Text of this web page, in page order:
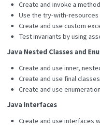
Create and invoke a
Use the try-with-
Create and use custom
Test invariants by using
Java Nested Classes and
Create and use inner,
Create and use final classes
Create and use
Java Interfaces
Create and use interfaces